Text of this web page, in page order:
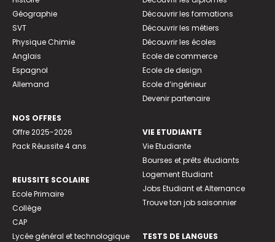
Géographie
SVT
Physique Chimie
Anglais
Espagnol
Allemand
NOS OFFRES
Offre 2025-2026
Pack Réussite 4 ans
REUSSITE SCOLAIRE
Ecole Primaire
Collège
CAP
Lycée général et technologique
Découvrir les formations
Découvrir les métiers
Découvrir les écoles
Ecole de commerce
Ecole de design
Ecole d’ingénieur
Devenir partenaire
VIE ETUDIANTE
Vie Etudiante
Bourses et prêts étudiants
Logement Etudiant
Jobs Etudiant et Alternance
Trouve ton job saisonnier
TESTS DE LANGUES